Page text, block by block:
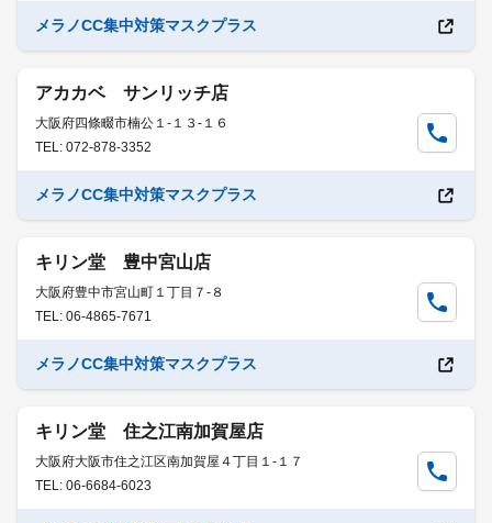
メラノCC集中対策マスクプラス
アカカベ サンリッチ店
大阪府四條畷市楠公１-１３-１６
TEL: 072-878-3352
メラノCC集中対策マスクプラス
キリン堂 豊中宮山店
大阪府豊中市宮山町１丁目７-８
TEL: 06-4865-7671
メラノCC集中対策マスクプラス
キリン堂 住之江南加賀屋店
大阪府大阪市住之江区南加賀屋４丁目１-１７
TEL: 06-6684-6023